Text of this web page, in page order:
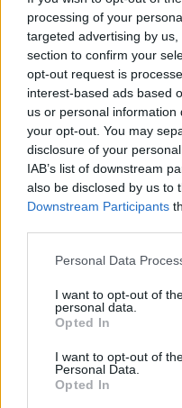
processing of your
targeted advertising by
section to confirm your
opt-out request is
interest-based ads based
us or personal
your opt-out. You may
disclosure of your
IAB’s list of downstream
also be disclosed by us to
Downstream Participants
Please note that this
not limited to your visit or
grant or deny consent to
use your data for below
consent section.
Personal Data
I want to opt-out of
personal data.
Opted In
I want to opt-out of
Personal Data.
Opted In
Indul a szezon
népautósoknak!
•
Néha már napokig süt
legféltettebb
autóbuzi ilyenkor